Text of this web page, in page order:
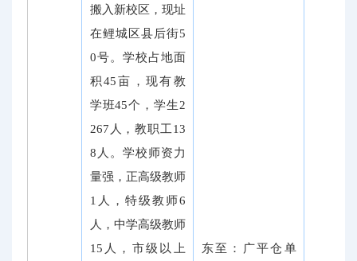
搬入新校区，现址
在鲤城区县后街5
0号。学校占地面
积45亩，现有教
学班45个，学生2
267人，教职工13
8人。学校师资力
量强，正高级教师
1人，特级教师6
人，中学高级教师
15人，市级以上
东至：广平仓单